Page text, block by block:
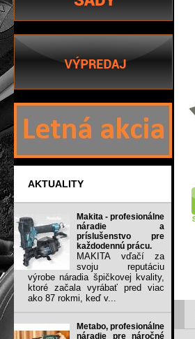
AKTUALITY
Makita - profesionálne
náradie a
príslušenstvo pre
každodennú prácu.
MAKITA vďačí za
svoju reputáciu
výrobe náradia špičkovej kvality,
ktoré začala vyrábať pred viac
ako 87 rokmi, keď v...
Metabo, profesionálne
náradie pre náročné